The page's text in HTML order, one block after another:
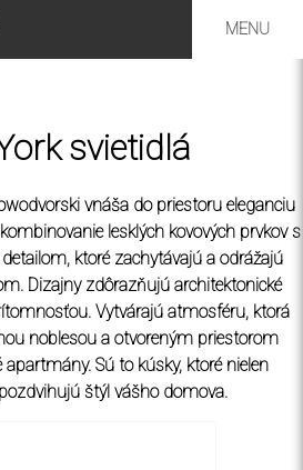
MENU
svietidlá
vnáša do priestoru eleganciu
lesklých kovových prvkov s
ktoré zachytávajú a odrážajú
Dizajny zdôrazňujú architektonické
Vytvárajú atmosféru, ktorá
noblesou a otvoreným priestorom
Sú to kúsky, ktoré nielen
štýl vášho domova.